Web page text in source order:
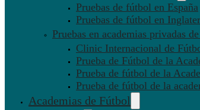
Pruebas de fútbol en España
Pruebas de fútbol en
Pruebas en academias privadas
Clinic Internacional de
Prueba de Fútbol de la
Prueba de fútbol de la
Prueba de fútbol de la
Academias de Fútbol